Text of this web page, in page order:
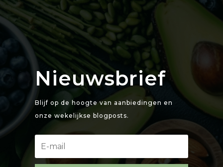
Nieuwsbrief
Blijf op de hoogte van aanbiedingen en
onze wekelijkse blogposts.